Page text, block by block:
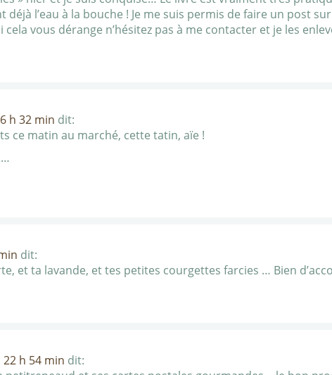
l’eau à la bouche ! Je me suis permis de faire un post
vous dérange n’hésitez pas à me contacter et je les
h 32 min dit:
ce matin au marché, cette tatin, aïe !
dit:
et ta lavande, et tes petites courgettes farcies … Bien
h 54 min dit: